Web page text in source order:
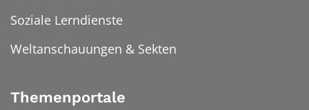
Soziale Lerndienste
Weltanschauungen & Sekten
Themenportale